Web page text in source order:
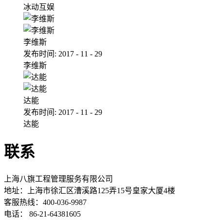
冰动互娱
李维斯
发布时间: 2017 - 11 - 29
李维斯
达能
发布时间: 2017 - 11 - 29
达能
联系
上海八旗工程管理服务有限公司
地址：
上海市徐汇区漕溪路125弄15号皇家大厦4楼
客服热线：400-036-9987
电话： 86-21-64381605